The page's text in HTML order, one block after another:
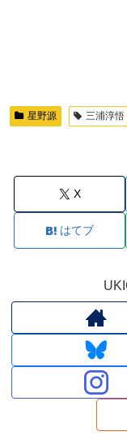
星野源 三浦淳悟
X
はてブ